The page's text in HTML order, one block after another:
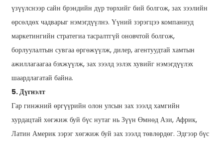
үзүүлснээр сайн брэндийн дүр төрхийг бий болгож, зах зээлийн
өрсөлдөх чадварыг нэмэгдүүлнэ. Үүний зэрэгцээ компаниуд
маркетингийн стратегиа тасралтгүй оновчтой болгож,
борлуулалтын сувгаа өргөжүүлж, дилер, агентуудтай хамтын
ажиллагаагаа бэхжүүлж, зах зээлд эзлэх хувийг нэмэгдүүлэх
шаардлагатай байна.
5. Дүгнэлт
Гар гинжний өргүүрийн олон улсын зах зээлд хамгийн
хурдацтай хөгжиж буй бүс нутаг нь Зүүн Өмнөд Ази, Африк,
Латин Америк зэрэг хөгжиж буй зах зээлд төвлөрдөг. Эдгээр бүс